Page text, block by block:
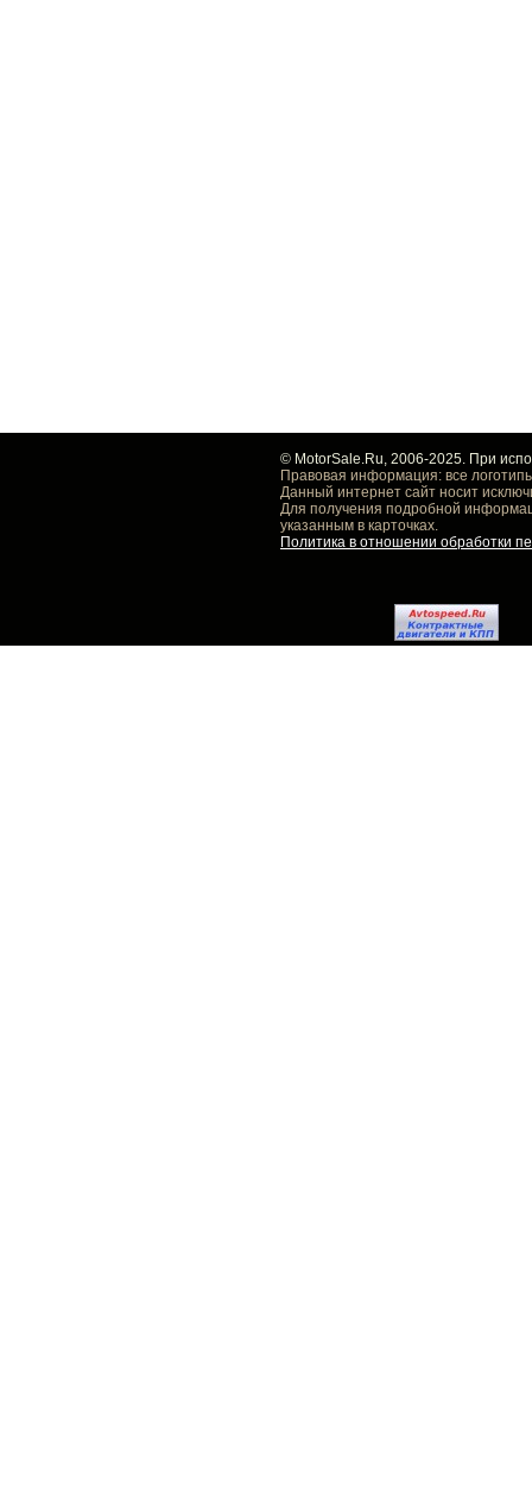
© MotorSale.Ru, 2006-2025. При
Правовая информация: все
Данный интернет сайт носит
Для получения подробной
указанным в карточках.
Политика в отношении обработки